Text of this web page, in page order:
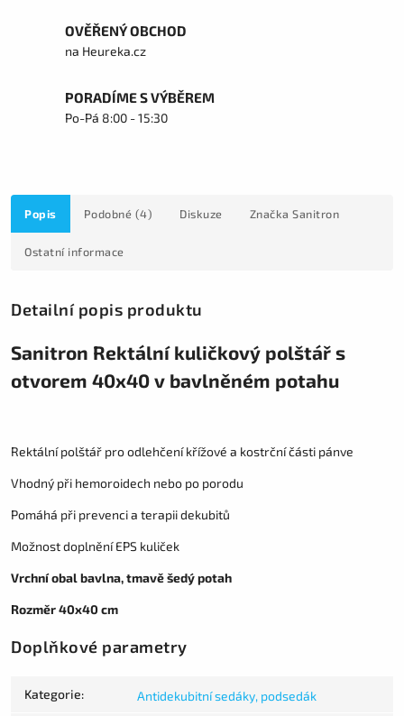
OVĚŘENÝ OBCHOD
na Heureka.cz
PORADÍME S VÝBĚREM
Po-Pá 8:00 - 15:30
Popis Podobné (4) Diskuze Značka Sanitron
Ostatní informace
Detailní popis produktu
Sanitron Rektální kuličkový polštář s
otvorem 40x40 v bavlněném potahu
Rektální polštář pro odlehčení křížové a kostrční části pánve
Vhodný při hemoroidech nebo po porodu
Pomáhá při prevenci a terapii dekubitů
Možnost doplnění EPS kuliček
Vrchní obal bavlna, tmavě šedý potah
Rozměr 40x40 cm
Doplňkové parametry
Kategorie: Antidekubitní sedáky, podsedák